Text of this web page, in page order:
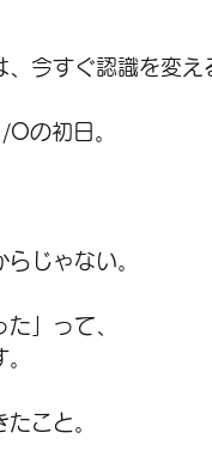
今すぐ認識を変え
の初日。
らじゃない。
」って、
こと。